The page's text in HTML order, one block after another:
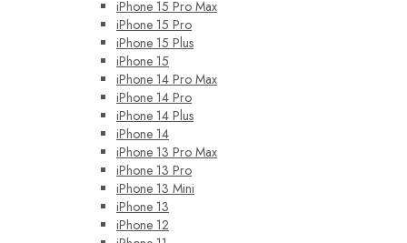
iPhone 15 Pro Max
iPhone 15 Pro
iPhone 15 Plus
iPhone 15
iPhone 14 Pro Max
iPhone 14 Pro
iPhone 14 Plus
iPhone 14
iPhone 13 Pro Max
iPhone 13 Pro
iPhone 13 Mini
iPhone 13
iPhone 12